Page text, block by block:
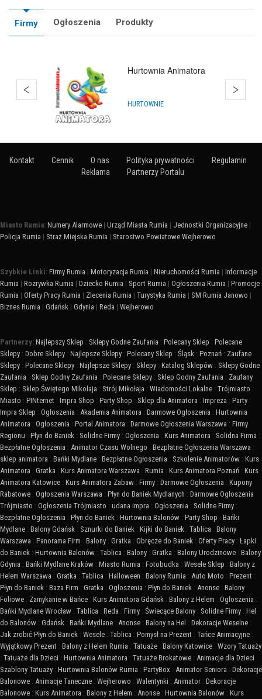
Firmy Ogłoszenia Produkty
Hurtownia Balonów
HURTOWNIE
Kontakt Cennik O nas Polityka prywatności
Regulamin
Reklama
Partnerzy Portalu
Miasto Rumia: Numery Alarmowe | Urząd Miasta Rumia | Jednostki Organizacyjne |
Policja Rumia | Straż Miejska Rumia | Starostwo Powiatowe Wejherowo
Szybkie Linki: Firmy Rumia | Motoryzacja Rumia | Nieruchomości Rumia | Informacje
Rumia | Rozrywka Rumia | Dziecko Rumia | Sport Rumia | Ogłoszenia Rumia | Promocje
Rumia | Oferty Pracy Rumia | Zlecenia Rumia | Turystyka Rumia | SM Rumia Janowo |
Biznes Rumia | Gdańsk | Gdynia | Reda | Wejherowo
Partnerzy: Najlepszy Sklep : Sklepy Godne Zaufania : Polecany Sklep : Polecane
Sklepy : Dobre Sklepy : Najlepsze Sklepy : Polecany Sklep : Śląsk : Poznań : Zaufane
Sklepy : Polecane Sklepy : Najlepsze Sklepy : Sklepy : Katalog Sklepów : Sklepy Godne
Zaufania : Sklep Godny Zaufania : Polecane Sklepy : Sklep Godny Zaufania : Zaufany
Sklep : Sklep Świętego Mikołaja : Strój Mikołaja : Wiadomości Lokalne : Trójmiasto :
Miasto : PINternet : Impra Shop : Party Shop : Sklep dla Animatora : Impreza : Party :
Impra Sklep : Ogłoszenia : Akademia Animatora : Darmowe Ogłoszenia : Hurtownia
Animatora : Ogłoszenia : Portal Animatora : Darmowe Ogłoszenia Warszawa : Firmy
Regionu : Płyn do Baniek : Solidne Firmy : Ogłoszenia : Kurs Animatora : Solidna Firma :
Bezpłatne Ogłoszenia : Animator Czasu Wolnego : Bezpłatne Ogłoszenia Warszawa :
sklep animatora : Bańki Mydlane : Bezpłatne Ogłoszenia : Szkolenie Animatorów : Kurs
Animatora : Gratka : Kurs Animatora Warszawa : Rumia : Kurs Animatora Poznań : Kurs
Animatora Katowice : Kurs Animatora Zabaw : Firmy : Darmowe Ogłoszenia : Kupony
Rabatowe : Ogłoszenia Warszawa : Płyn do Baniek Mydlanych : Darmowe Ogłoszenia
Trójmiasto : Ogłoszenia Trójmiasto : udana impra : Ogłoszenia : Solidne Firmy :
Bezpłatne Ogłoszenia : Płyn do Baniek : Hurtownia Balonów : Party Shop : Bańki
Mydlane : Balony Gdańsk : Sznurki do Baniek : Kijki do Baniek : Tablica : Balony
Warszawa : Panorama Firm : Balony : Gratka : Obręcze do Baniek : Oferty Pracy : Łapki
do Baniek : Hurtownia Balonów : Tablica : Balony : Gratka : Balony Urodzinowe : Balony
Gdynia : Bańki Mydlane Kraków : Miasto Rumia : Fotobudka : Wesele Sklep : Balony z
Helem Warszawa : Gratka : Tablica : Halloween : Balony Rumia : Auto Moto : Prezent :
Płyn do Baniek : Baza Firm : Gratka : Ogłoszenia : Płyn do Baniek : Anonse : Balony
Foliowe : Zamykanie w Bańce : Kurs Animatora Gdańsk : Balony z Helem : Ogłoszenia :
Bańki Mydlane Wrocław : Tablica : Reda : Firmy : Świecące Balony : Solidne Firmy : Hel
do Balonów : Gdańsk : Bańki Mydlane : Anonse : Balony na Hel : Dekoracje Weselne :
Jak zrobić Płyn do Baniek : Wesele : Tablica : Pomysł na Prezent : Tańce Animacyjne :
Wyjątkowy Prezent : Balony z Helem Rumia : Tatuaże : Balony Katowice : Wzory Tatuaży
: Tatuaże dla Dzieci : Hurtownia Animatora : Tatuaże Brokatowe : Animacje dla Dzieci :
Szablony Tatuaży : Hurtownia Balonów Rumia : PartyBox : Animator Seniora : Dekoracje
Balonowe : Animacje Taneczne : Wejherowo : Walentynki : Animator : Dekoracje
Balonowe : Kurs Animatora : Balony z Helem : Anonse : Hurtownia Balonów : Kurs